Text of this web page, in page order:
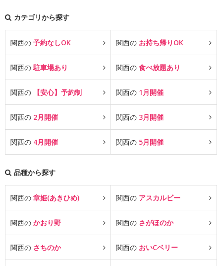
カテゴリから探す
関西の 予約なしOK 関西の お持ち帰りOK
関西の駐車場あり 関西の 食べ放題あり
関西の 【安心】予約制 関西の 1月開催
関西の 2月開催 関西の 3月開催
関西の 4月開催 関西の 5月開催
品種から探す
関西の 章姫(あきひめ) 関西の アスカルビー
関西の かおり野 関西の さがほのか
関西の さちのか 関西の おいCベリー